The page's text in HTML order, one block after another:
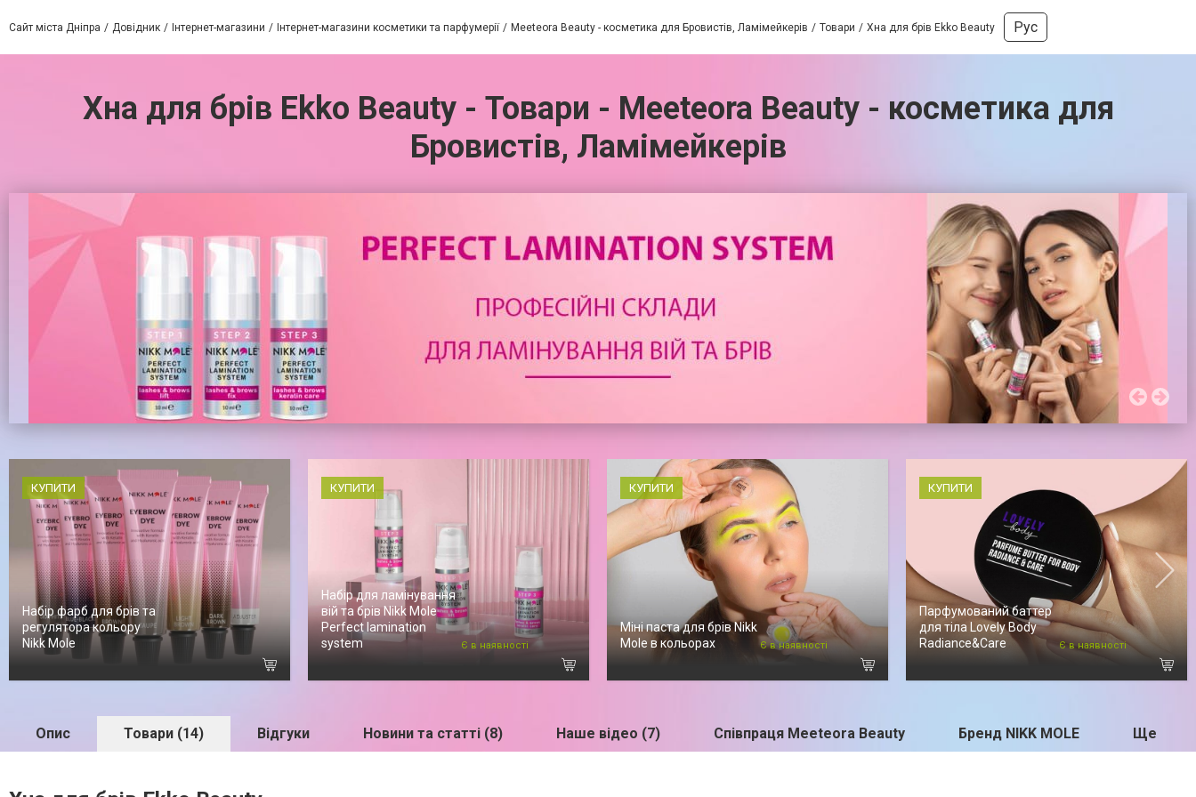
Сайт міста Дніпра Довідник Інтернет-магазини Інтернет-магазини косметики та парфумерії Meeteora Beauty - косметика для Бровистів, Ламімейкерів Товари Хна для брів Ekko Beauty Рус
Хна для брів Ekko Beauty - Товари - Meeteora Beauty - косметика для
Бровистів, Ламімейкерів
КУПИТИ
Набір фарб для брів та
регулятора кольору
Nikk Mole
КУПИТИ
Набір для ламінування
вій та брів Nikk Mole
Perfect lamination
system
Є в наявності
КУПИТИ
Міні паста для брів Nikk
Mole в кольорах
Є в наявності
КУПИТИ
Парфумований баттер
для тіла Lovely Body
Radiance&Care
Є в наявності
Опис Товари (14) Відгуки Новини та статті (8) Наше відео (7) Співпраця Meeteora Beauty Бренд NIKK MOLE Ще